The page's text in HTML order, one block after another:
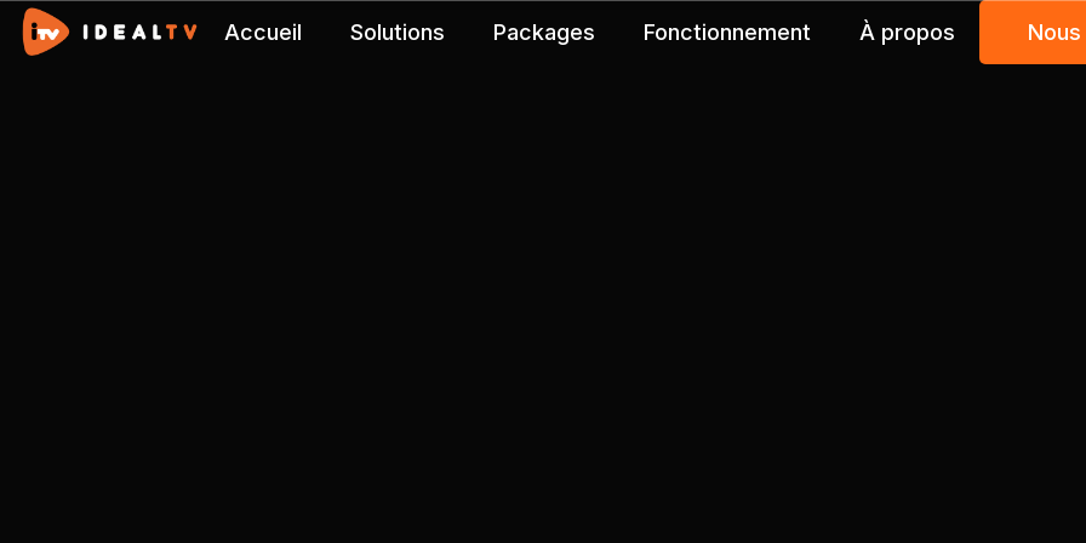
Accueil Solutions Packages Fonctionnement À propos